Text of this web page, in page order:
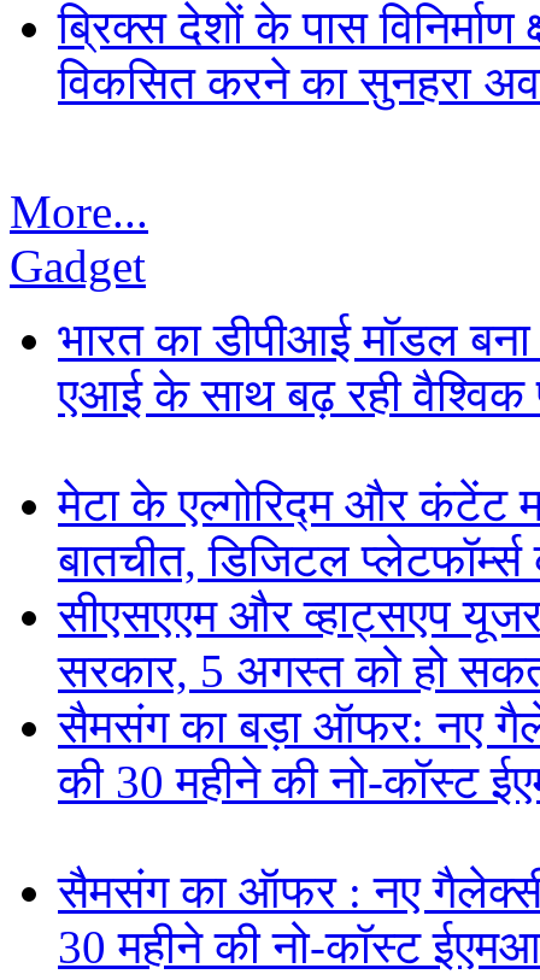
ब्रिक्स देशों के पास
विकसित करने का सुनहरा
More...
Gadget
भारत का डीपीआई मॉडल
एआई के साथ बढ़ रही वैश्विक
मेटा के एल्गोरिद्म और कंटेंट
बातचीत, डिजिटल प्लेटफॉर्म्स
सीएसएएम और व्हाट्सएप
सरकार, 5 अगस्त को हो
सैमसंग का बड़ा ऑफर: नए
की 30 महीने की नो-कॉस्ट
सैमसंग का ऑफर : नए
30 महीने की नो-कॉस्ट